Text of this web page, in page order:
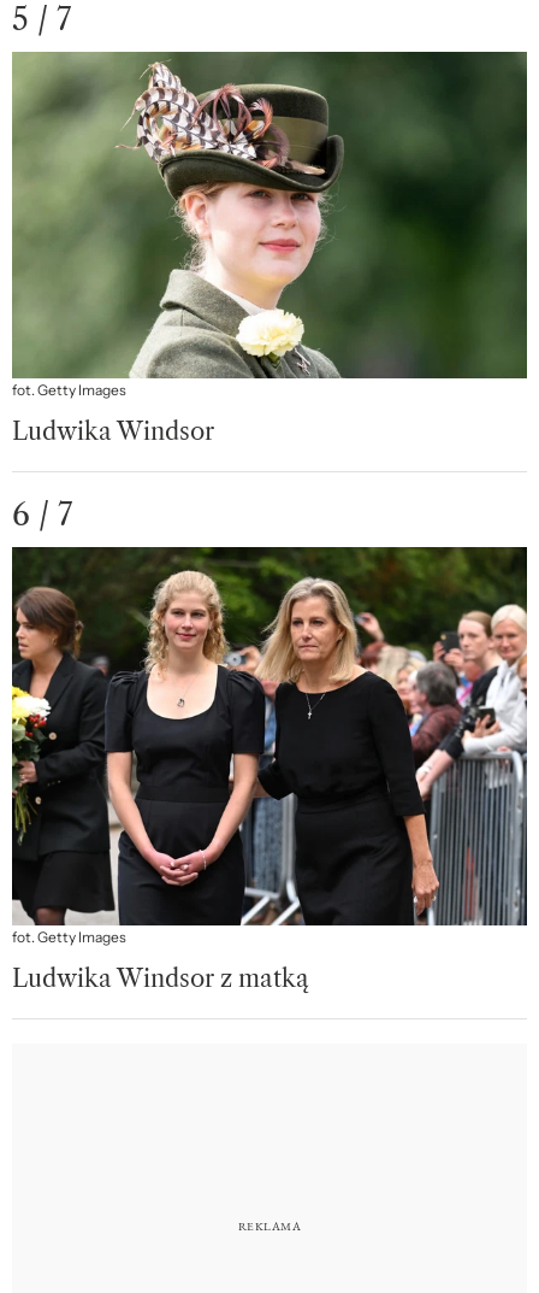
5 / 7
fot. Getty Images
Ludwika Windsor
6 / 7
fot. Getty Images
Ludwika Windsor z matką